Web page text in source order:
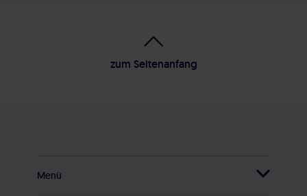
zum Seitenanfang
Menü